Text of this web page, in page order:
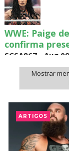
WWE: Paige
confirma
SCSA867- Aug
WWE:
Women´s
SCSA867-Aug 09
Mostrar
ARTIGOS